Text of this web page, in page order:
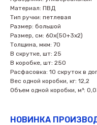
Материал: ПВД
Тип ручки: петлевая
Размер: большой
Размер, см: 60х(50+3х2)
Толщина, мкм: 70
В скрутке, шт: 25
В коробке, шт: 250
Расфасовка: 10 скруток в
Вес одной коробки, кг: 12,2
Объем одной коробки, м³:
НОВИНКА